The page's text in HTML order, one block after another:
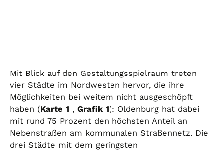
Mit Blick auf den Gestaltungsspielraum treten
vier Städte im Nordwesten hervor, die ihre
Möglichkeiten bei weitem nicht ausgeschöpft
haben (Karte 1 , Grafik 1): Oldenburg hat dabei
mit rund 75 Prozent den höchsten Anteil an
Nebenstraßen am kommunalen Straßennetz. Die
drei Städte mit dem geringsten